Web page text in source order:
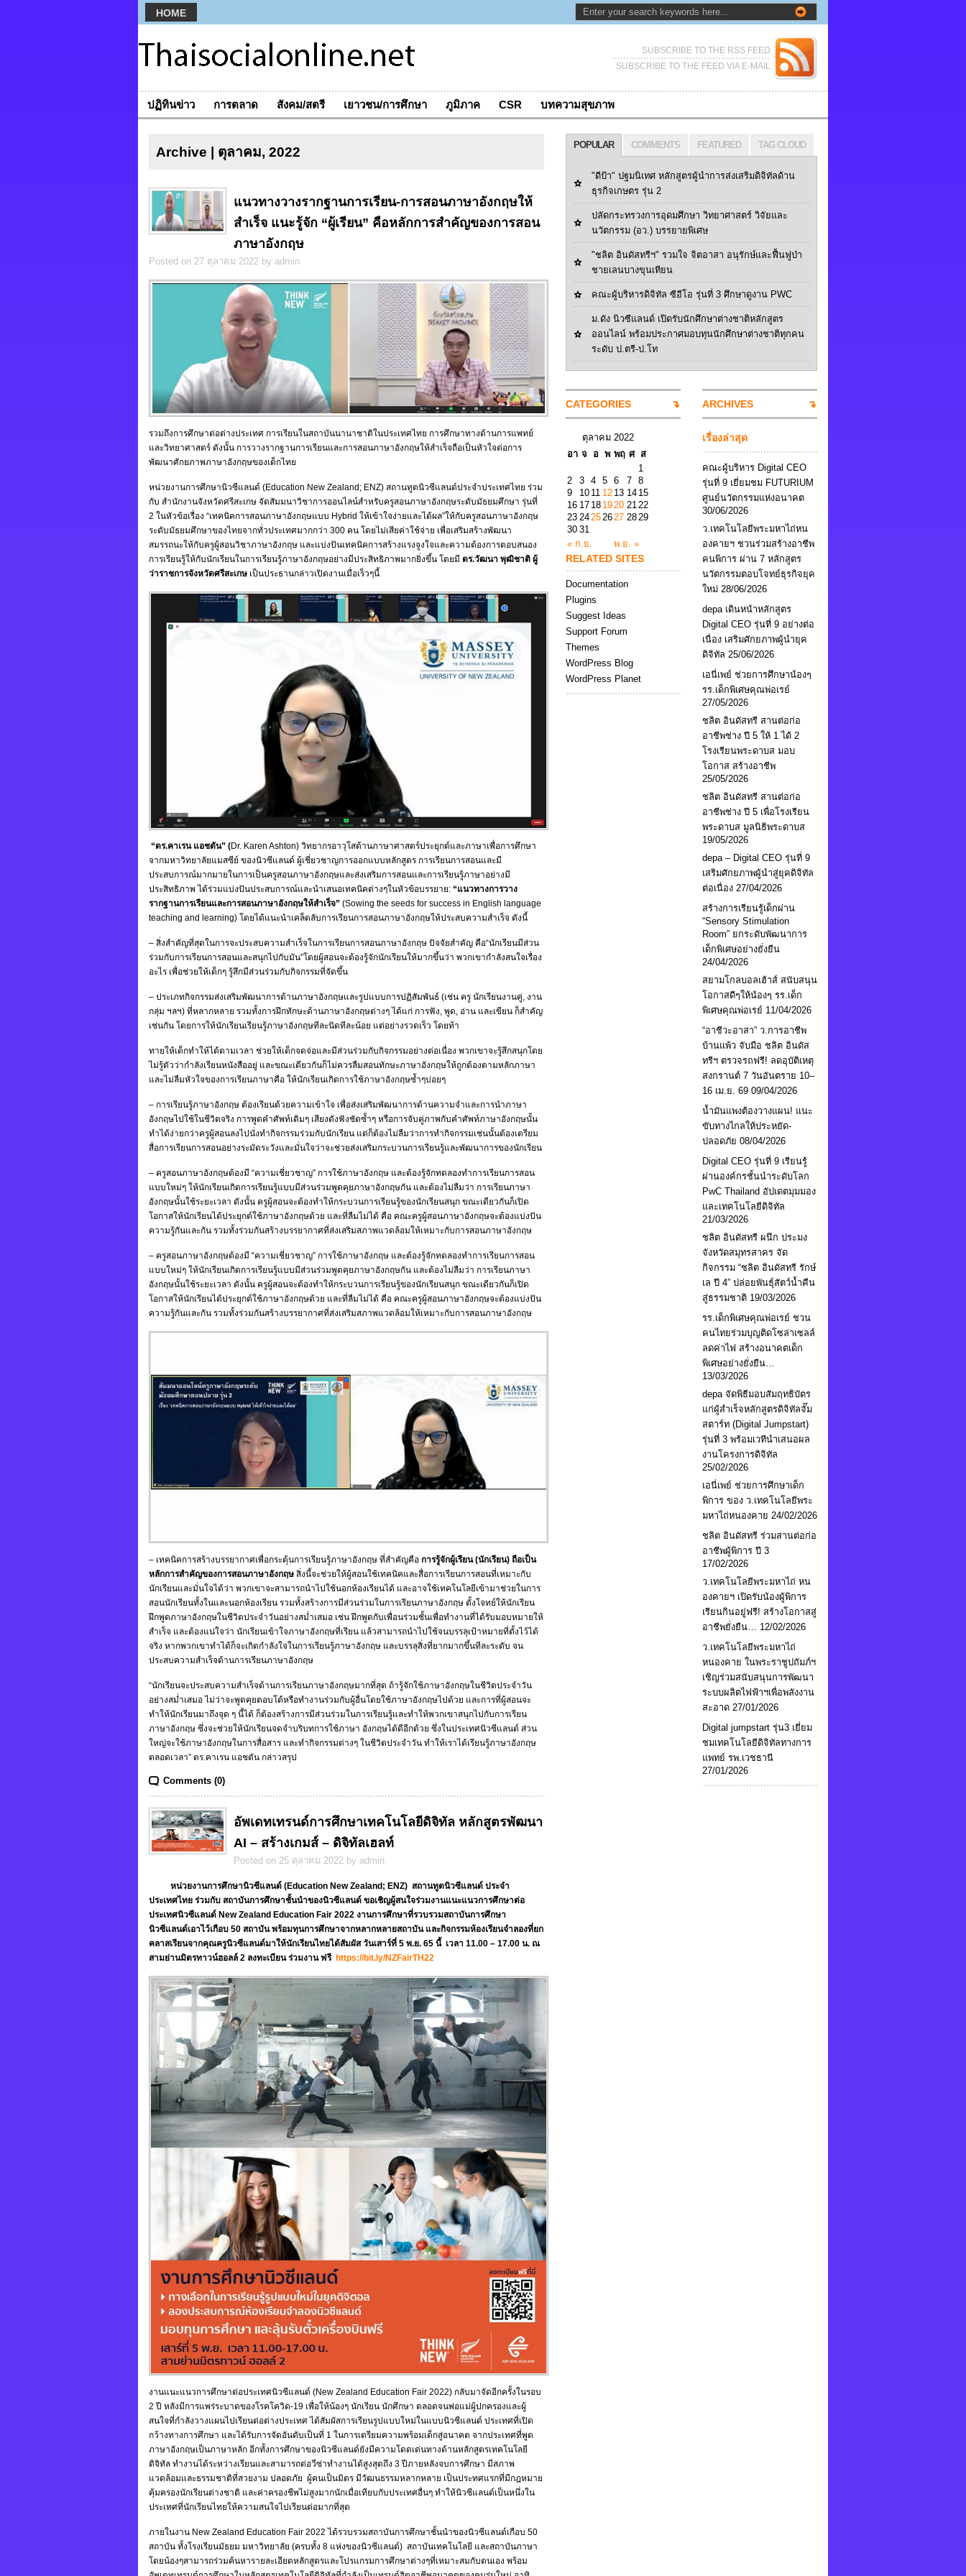
HOME
SUBSCRIBE TO THE RSS FEED
SUBSCRIBE TO THE FEED VIA E-MAIL
ปฏิทินข่าว การตลาด สังคม/สตรี เยาวชน/การศึกษา ภูมิภาค CSR บทความสุขภาพ
Archive | ตุลาคม, 2022
แนวทางวางรากฐานการเรียน-การสอนภาษาอังกฤษให้
สำเร็จ แนะรู้จัก “ผู้เรียน” คือหลักการสำคัญของการสอน
ภาษาอังกฤษ
Posted on 27 ตุลาคม 2022 by admin
รวมถึงการศึกษาต่อต่างประเทศ การเรียนในสถาบันนานาชาติในประเทศไทย การศึกษาทางด้านการแพทย์
และวิทยาศาสตร์ ดังนั้น การวางรากฐานการเรียนและการสอนภาษาอังกฤษให้สำเร็จถือเป็นหัวใจต่อการ
พัฒนาศักยภาพภาษาอังกฤษของเด็กไทย
หน่วยงานการศึกษานิวซีแลนด์ (Education New Zealand; ENZ) สถานทูตนิวซีแลนด์ประจำประเทศไทย ร่วม
กับ สำนักงานจังหวัดศรีสะเกษ จัดสัมมนาวิชาการออนไลน์สำหรับครูสอนภาษาอังกฤษระดับมัธยมศึกษา รุ่นที่
2 ในหัวข้อเรื่อง “เทคนิคการสอนภาษาอังกฤษแบบ Hybrid ให้เข้าใจง่ายและได้ผล”ให้กับครูสอนภาษาอังกฤษ
ระดับมัธยมศึกษาของไทยจากทั่วประเทศมากกว่า 300 คน โดยไม่เสียค่าใช้จ่าย เพื่อเสริมสร้างพัฒนา
สมรรถนะให้กับครูผู้สอนวิชาภาษาอังกฤษ และแบ่งปันเทคนิคการสร้างแรงจูงใจและความต้องการตอบสนอง
การเรียนรู้ให้กับนักเรียนในการเรียนรู้ภาษาอังกฤษอย่างมีประสิทธิภาพมากยิ่งขึ้น โดยมี ดร.วัฒนา พุฒิชาติ ผู้
ว่าราชการจังหวัดศรีสะเกษ เป็นประธานกล่าวเปิดงานเมื่อเร็วๆนี้
“ดร.คาเรน แอชตัน” (Dr. Karen Ashton) วิทยากรอาวุโสด้านภาษาศาสตร์ประยุกต์และภาษาเพื่อการศึกษา
จากมหาวิทยาลัยแมสซีย์ ของนิวซีแลนด์ ผู้เชี่ยวชาญการออกแบบหลักสูตร การเรียนการสอนและมี
ประสบการณ์มากมายในการเป็นครูสอนภาษาอังกฤษและส่งเสริมการสอนและการเรียนรู้ภาษาอย่างมี
ประสิทธิภาพ ได้ร่วมแบ่งปันประสบการณ์และนำเสนอเทคนิคต่างๆในหัวข้อบรรยาย: “แนวทางการวาง
รากฐานการเรียนและการสอนภาษาอังกฤษให้สำเร็จ” (Sowing the seeds for success in English language
teaching and learning) โดยได้แนะนำเคล็ดลับการเรียนการสอนภาษาอังกฤษให้ประสบความสำเร็จ ดังนี้
– สิ่งสำคัญที่สุดในการจะประสบความสำเร็จในการเรียนการสอนภาษาอังกฤษ ปัจจัยสำคัญ คือ“นักเรียนมีส่วน
ร่วมกับการเรียนการสอนและสนุกไปกับมัน”โดยผู้สอนจะต้องรู้จักนักเรียนให้มากขึ้นว่า พวกเขากำลังสนใจเรื่อง
อะไร เพื่อช่วยให้เด็กๆ รู้สึกมีส่วนร่วมกับกิจกรรมที่จัดขึ้น
– ประเภทกิจกรรมส่งเสริมพัฒนาการด้านภาษาอังกฤษและรูปแบบการปฏิสัมพันธ์ (เช่น ครู นักเรียนงานคู่, งาน
กลุ่ม ฯลฯ) ที่หลากหลาย รวมทั้งการฝึกทักษะด้านภาษาอังกฤษต่างๆ ได้แก่ การฟัง, พูด, อ่าน และเขียน ก็สำคัญ
เช่นกัน โดยการให้นักเรียนเรียนรู้ภาษาอังกฤษทีละนิดทีละน้อย แต่อย่างรวดเร็ว โดยท้า
ทายให้เด็กทำให้ได้ตามเวลา ช่วยให้เด็กจดจ่อและมีส่วนร่วมกับกิจกรรมอย่างต่อเนื่อง พวกเขาจะรู้สึกสนุกโดย
ไม่รู้ตัวว่ากำลังเรียนหนังสืออยู่ และขณะเดียวกันก็ไม่ควรลืมสอนทักษะภาษาอังกฤษให้ถูกต้องตามหลักภาษา
และไม่ลืมหัวใจของการเรียนภาษาคือ ให้นักเรียนเกิดการใช้ภาษาอังกฤษซ้ำๆบ่อยๆ
– การเรียนรู้ภาษาอังกฤษ ต้องเรียนด้วยความเข้าใจ เพื่อส่งเสริมพัฒนาการด้านความจำและการนำภาษา
อังกฤษไปใช้ในชีวิตจริง การพูดคำศัพท์เดิมๆ เสียงดังฟังชัดซ้ำๆ หรือการจับคู่ภาพกับคำศัพท์ภาษาอังกฤษนั้น
ทำได้ง่ายกว่าครูผู้สอนลงไปนั่งทำกิจกรรมร่วมกับนักเรียน แต่ก็ต้องไม่ลืมว่าการทำกิจกรรมเช่นนั้นต้องเตรียม
สื่อการเรียนการสอนอย่างระมัดระวังและมั่นใจว่าจะช่วยส่งเสริมกระบวนการเรียนรู้และพัฒนาการของนักเรียน
– ครูสอนภาษาอังกฤษต้องมี “ความเชี่ยวชาญ” การใช้ภาษาอังกฤษ และต้องรู้จักทดลองทำการเรียนการสอน
แบบใหม่ๆ ให้นักเรียนเกิดการเรียนรู้แบบมีส่วนร่วมพูดคุยภาษาอังกฤษกัน และต้องไม่ลืมว่า การเรียนภาษา
อังกฤษนั้นใช้ระยะเวลา ดังนั้น ครูผู้สอนจะต้องทำให้กระบวนการเรียนรู้ของนักเรียนสนุก ขณะเดียวกันก็เปิด
โอกาสให้นักเรียนได้ประยุกต์ใช้ภาษาอังกฤษด้วย และที่ลืมไม่ได้ คือ คณะครูผู้สอนภาษาอังกฤษจะต้องแบ่งปัน
ความรู้กันและกัน รวมทั้งร่วมกันสร้างบรรยากาศที่ส่งเสริมสภาพแวดล้อมให้เหมาะกับการสอนภาษาอังกฤษ
– ครูสอนภาษาอังกฤษต้องมี “ความเชี่ยวชาญ” การใช้ภาษาอังกฤษ และต้องรู้จักทดลองทำการเรียนการสอน
แบบใหม่ๆ ให้นักเรียนเกิดการเรียนรู้แบบมีส่วนร่วมพูดคุยภาษาอังกฤษกัน และต้องไม่ลืมว่า การเรียนภาษา
อังกฤษนั้นใช้ระยะเวลา ดังนั้น ครูผู้สอนจะต้องทำให้กระบวนการเรียนรู้ของนักเรียนสนุก ขณะเดียวกันก็เปิด
โอกาสให้นักเรียนได้ประยุกต์ใช้ภาษาอังกฤษด้วย และที่ลืมไม่ได้ คือ คณะครูผู้สอนภาษาอังกฤษจะต้องแบ่งปัน
ความรู้กันและกัน รวมทั้งร่วมกันสร้างบรรยากาศที่ส่งเสริมสภาพแวดล้อมให้เหมาะกับการสอนภาษาอังกฤษ
– เทคนิคการสร้างบรรยากาศเพื่อกระตุ้นการเรียนรู้ภาษาอังกฤษ ที่สำคัญคือ การรู้จักผู้เรียน (นักเรียน) ถือเป็น
หลักการสำคัญของการสอนภาษาอังกฤษ สิ่งนี้จะช่วยให้ผู้สอนใช้เทคนิคและสื่อการเรียนการสอนที่เหมาะกับ
นักเรียนและมั่นใจได้ว่า พวกเขาจะสามารถนำไปใช้นอกห้องเรียนได้ และอาจใช้เทคโนโลยีเข้ามาช่วยในการ
สอนนักเรียนทั้งในและนอกห้องเรียน รวมทั้งสร้างการมีส่วนร่วมในการเรียนภาษาอังกฤษ ตั้งโจทย์ให้นักเรียน
ฝึกพูดภาษาอังกฤษในชีวิตประจำวันอย่างสม่ำเสมอ เช่น ฝึกพูดกับเพื่อนร่วมชั้นเพื่อทำงานที่ได้รับมอบหมายให้
สำเร็จ และต้องแน่ใจว่า นักเรียนเข้าใจภาษาอังกฤษที่เรียน แล้วสามารถนำไปใช้จนบรรลุเป้าหมายที่ตั้งไว้ได้
จริง หากพวกเขาทำได้ก็จะเกิดกำลังใจในการเรียนรู้ภาษาอังกฤษ และบรรลุสิ่งที่ยากมากขึ้นทีละระดับ จน
ประสบความสำเร็จด้านการเรียนภาษาอังกฤษ
“นักเรียนจะประสบความสำเร็จด้านการเรียนภาษาอังกฤษมากที่สุด ถ้ารู้จักใช้ภาษาอังกฤษในชีวิตประจำวัน
อย่างสม่ำเสมอ ไม่ว่าจะพูดคุยตอบโต้หรือทำงานร่วมกับผู้อื่นโดยใช้ภาษาอังกฤษไปด้วย และการที่ผู้สอนจะ
ทำให้นักเรียนมาถึงจุด ๆ นี้ได้ ก็ต้องสร้างการมีส่วนร่วมในการเรียนรู้และทำให้พวกเขาสนุกไปกับการเรียน
ภาษาอังกฤษ ซึ่งจะช่วยให้นักเรียนจดจำบริบทการใช้ภาษา อังกฤษได้ดีอีกด้วย ซึ่งในประเทศนิวซีแลนด์ ส่วน
ใหญ่จะใช้ภาษาอังกฤษในการสื่อสาร และทำกิจกรรมต่างๆ ในชีวิตประจำวัน ทำให้เราได้เรียนรู้ภาษาอังกฤษ
ตลอดเวลา” ดร.คาเรน แอชตัน กล่าวสรุป
Comments (0)
อัพเดทเทรนด์การศึกษาเทคโนโลยีดิจิทัล หลักสูตรพัฒนา
AI – สร้างเกมส์ – ดิจิทัลเฮลท์
Posted on 25 ตุลาคม 2022 by admin
หน่วยงานการศึกษานิวซีแลนด์ (Education New Zealand; ENZ) สถานทูตนิวซีแลนด์ ประจำ
ประเทศไทย ร่วมกับ สถาบันการศึกษาชั้นนำของนิวซีแลนด์ ขอเชิญผู้สนใจร่วมงานแนะแนวการศึกษาต่อ
ประเทศนิวซีแลนด์ New Zealand Education Fair 2022 งานการศึกษาที่รวบรวมสถาบันการศึกษา
นิวซีแลนด์เอาไว้เกือบ 50 สถาบัน พร้อมทุนการศึกษาจากหลากหลายสถาบัน และกิจกรรมห้องเรียนจำลองที่ยก
คลาสเรียนจากคุณครูนิวซีแลนด์มาให้นักเรียนไทยได้สัมผัส วันเสาร์ที่ 5 พ.ย. 65 นี้ เวลา 11.00 – 17.00 น. ณ
สามย่านมิตรทาวน์ฮอลล์ 2 ลงทะเบียน ร่วมงาน ฟรี https://bit.ly/NZFairTH22
งานแนะแนวการศึกษาต่อประเทศนิวซีแลนด์ (New Zealand Education Fair 2022) กลับมาจัดอีกครั้งในรอบ
2 ปี หลังมีการแพร่ระบาดของโรคโควิด-19 เพื่อให้น้องๆ นักเรียน นักศึกษา ตลอดจนพ่อแม่ผู้ปกครองและผู้
สนใจที่กำลังวางแผนไปเรียนต่อต่างประเทศ ได้สัมผัสการเรียนรูปแบบใหม่ในแบบนิวซีแลนด์ ประเทศที่เปิด
กว้างทางการศึกษา และได้รับการจัดอันดับเป็นที่ 1 ในการเตรียมความพร้อมเด็กสู่อนาคต จากประเทศที่พูด
ภาษาอังกฤษเป็นภาษาหลัก อีกทั้งการศึกษาของนิวซีแลนด์ยังมีความโดดเด่นทางด้านหลักสูตรเทคโนโลยี
ดิจิทัล ทำงานได้ระหว่างเรียนและสามารถต่อวีซ่าทำงานได้สูงสุดถึง 3 ปีภายหลังจบการศึกษา มีสภาพ
แวดล้อมและธรรมชาติที่สวยงาม ปลอดภัย ผู้คนเป็นมิตร มีวัฒนธรรมหลากหลาย เป็นประทศแรกที่มีกฎหมาย
คุ้มครองนักเรียนต่างชาติ และค่าครองชีพไม่สูงมากนักเมื่อเทียบกับประเทศอื่นๆ ทำให้นิวซีแลนด์เป็นหนึ่งใน
ประเทศที่นักเรียนไทยให้ความสนใจไปเรียนต่อมากที่สุด
ภายในงาน New Zealand Education Fair 2022 ได้รวบรวมสถาบันการศึกษาชั้นนำของนิวซีแลนด์เกือบ 50
สถาบัน ทั้งโรงเรียนมัธยม มหาวิทยาลัย (ครบทั้ง 8 แห่งของนิวซีแลนด์) สถาบันเทคโนโลยี และสถาบันภาษา
โดยน้องๆสามารถร่วมค้นหารายละเอียดหลักสูตรและโปรแกรมการศึกษาต่างๆที่เหมาะสมกับตนเอง พร้อม
POPULAR COMMENTS FEATURED TAG CLOUD
"ดีป้า" ปฐมนิเทศ หลักสูตรผู้นำการส่งเสริมดิจิทัลด้าน
ธุรกิจเกษตร รุ่น 2
ปลัดกระทรวงการอุดมศึกษา วิทยาศาสตร์ วิจัยและ
นวัตกรรม (อว.) บรรยายพิเศษ
"ชลิต อินดัสทรีฯ" รวมใจ จิตอาสา อนุรักษ์และฟื้นฟูป่า
ชายเลนบางขุนเทียน
คณะผู้บริหารดิจิทัล ซีอีโอ รุ่นที่ 3 ศึกษาดูงาน PWC
ม.ดัง นิวซีแลนด์ เปิดรับนักศึกษาต่างชาติหลักสูตร
ออนไลน์ พร้อมประกาศมอบทุนนักศึกษาต่างชาติทุกคน
ระดับ ป.ตรี-ป.โท
CATEGORIES
ตุลาคม 2022
อา จ อ พ พฤ ศ ส
« ก.ย. พ.ย. »
1
2
3 4 5 6 7 8
9
10 11 12 13 14 15
16 17 18 1920 2122
23 24252627 2829
30 31
RELATED SITES
Documentation
Plugins
Suggest Ideas
Support Forum
Themes
WordPress Blog
WordPress Planet
ARCHIVES
เรื่องล่าสุด
คณะผู้บริหาร Digital CEO
รุ่นที่ 9 เยี่ยมชม FUTURIUM
ศูนย์นวัตกรรมแห่งอนาคต
30/06/2026
ว.เทคโนโลยีพระมหาไถ่หน
องคายฯ ชวนร่วมสร้างอาชีพ
คนพิการ ผ่าน 7 หลักสูตร
นวัตกรรมตอบโจทย์ธุรกิจยุค
ใหม่ 28/06/2026
depa เดินหน้าหลักสูตร
Digital CEO รุ่นที่ 9 อย่างต่อ
เนื่อง เสริมศักยภาพผู้นำยุค
ดิจิทัล 25/06/2026
เอนี่เพย์ ช่วยการศึกษาน้องๆ
รร.เด็กพิเศษคุณพ่อเรย์
27/05/2026
ชลิต อินดัสทรี สานต่อก่อ
อาชีพช่าง ปี 5 ให้ 1 ได้ 2
โรงเรียนพระดาบส มอบ
โอกาส สร้างอาชีพ
25/05/2026
ชลิต อินดัสทรี สานต่อก่อ
อาชีพช่าง ปี 5 เพื่อโรงเรียน
พระดาบส มูลนิธิพระดาบส
19/05/2026
depa – Digital CEO รุ่นที่ 9
เสริมศักยภาพผู้นำสู่ยุคดิจิทัล
ต่อเนื่อง 27/04/2026
สร้างการเรียนรู้เด็กผ่าน
“Sensory Stimulation
Room” ยกระดับพัฒนาการ
เด็กพิเศษอย่างยั่งยืน
24/04/2026
สยามโกลบอลเฮ้าส์ สนับสนุน
โอกาสดีๆให้น้องๆ รร.เด็ก
พิเศษคุณพ่อเรย์ 11/04/2026
“อาชีวะอาสา” ว.การอาชีพ
บ้านแพ้ว จับมือ ชลิต อินดัส
ทรีฯ ตรวจรถฟรี! ลดอุบัติเหตุ
สงกรานต์ 7 วันอันตราย 10–
16 เม.ย. 69 09/04/2026
น้ำมันแพงต้องวางแผน! แนะ
ขับทางไกลให้ประหยัด-
ปลอดภัย 08/04/2026
Digital CEO รุ่นที่ 9 เรียนรู้
ผ่านองค์กรชั้นนำระดับโลก
PwC Thailand อัปเดตมุมมอง
และเทคโนโลยีดิจิทัล
21/03/2026
ชลิต อินดัสทรี ผนึก ประมง
จังหวัดสมุทรสาคร จัด
กิจกรรม “ชลิต อินดัสทรี รักษ์
เล ปี 4” ปล่อยพันธุ์สัตว์น้ำคืน
สู่ธรรมชาติ 19/03/2026
รร.เด็กพิเศษคุณพ่อเรย์ ชวน
คนไทยร่วมบุญติดโซล่าเซลล์
ลดค่าไฟ สร้างอนาคตเด็ก
พิเศษอย่างยั่งยืน…
13/03/2026
depa จัดพิธีมอบสัมฤทธิบัตร
แก่ผู้สำเร็จหลักสูตรดิจิทัลจั๊ม
สตาร์ท (Digital Jumpstart)
รุ่นที่ 3 พร้อมเวทีนำเสนอผล
งานโครงการดิจิทัล
25/02/2026
เอนี่เพย์ ช่วยการศึกษาเด็ก
พิการ ของ ว.เทคโนโลยีพระ
มหาไถ่หนองคาย 24/02/2026
ชลิต อินดัสทรี ร่วมสานต่อก่อ
อาชีพผู้พิการ ปี 3
17/02/2026
ว.เทคโนโลยีพระมหาไถ่ หน
องคายฯ เปิดรับน้องผู้พิการ
เรียนกินอยู่ฟรี! สร้างโอกาสสู่
อาชีพยั่งยืน… 12/02/2026
ว.เทคโนโลยีพระมหาไถ่
หนองคาย ในพระราชูปถัมภ์ฯ
เชิญร่วมสนับสนุนการพัฒนา
ระบบผลิตไฟฟ้าฯเพื่อพลังงาน
สะอาด 27/01/2026
Digital jumpstart รุ่น3 เยี่ยม
ชมเทคโนโลยีดิจิทัลทางการ
แพทย์ รพ.เวชธานี
27/01/2026